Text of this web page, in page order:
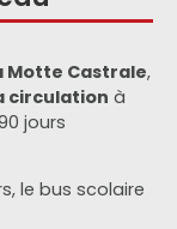
Motte Castrale,
circulation à
jours
le bus scolaire